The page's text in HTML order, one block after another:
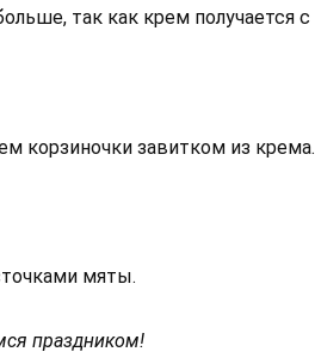
так как крем получается с
корзиночки завитком из крема.
мяты.
праздником!